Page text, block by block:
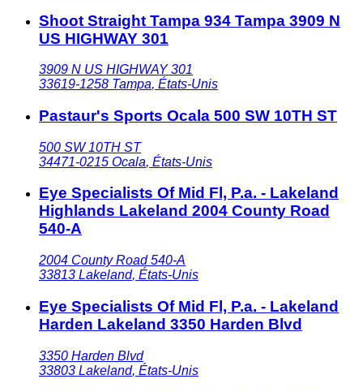
Shoot Straight Tampa 934 Tampa 3909 N
US HIGHWAY 301
3909 N US HIGHWAY 301
33619-1258 Tampa, États-Unis
Pastaur's Sports Ocala 500 SW 10TH ST
500 SW 10TH ST
34471-0215 Ocala, États-Unis
Eye Specialists Of Mid Fl, P.a. - Lakeland
Highlands Lakeland 2004 County Road
540-A
2004 County Road 540-A
33813 Lakeland, États-Unis
Eye Specialists Of Mid Fl, P.a. - Lakeland
Harden Lakeland 3350 Harden Blvd
3350 Harden Blvd
33803 Lakeland, États-Unis